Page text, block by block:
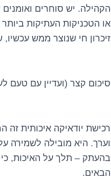
הקהילה. יש סוחרים
או הטכניקות העתיקות
זיכרון חי שנוצר ממש
סיכום קצר (ועדיין עם טעם
רכישת יודאיקה איכותית
וערך. היא מובילה לשמירה
בהעתק – תלך על האיכות,
הבאים.